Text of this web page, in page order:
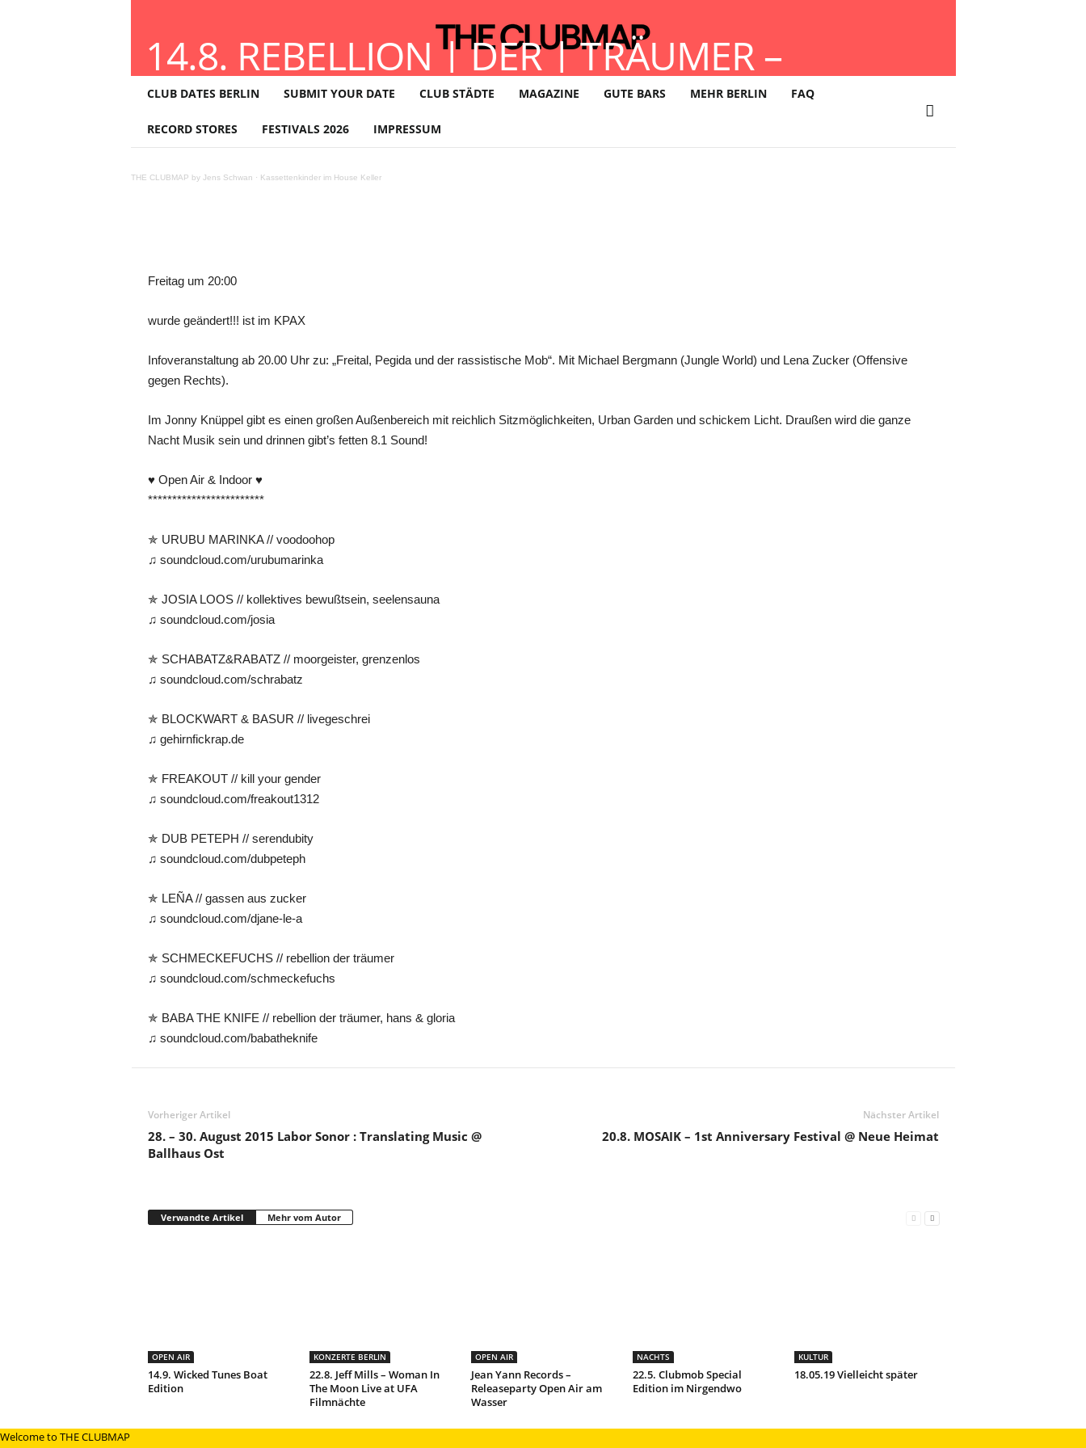
L
B
CLUB DATES BERLIN SUBMIT YOUR DATE CLUB STÄDTE MAGAZINE GUTE BARS MEHR BERLIN FAQ
RECORD STORES FESTIVALS 2026 IMPRESSUM
THE CLUBMAP by Jens Schwan · Kassettenkinder im House Keller
14.8. REBELLION | DER | TRÄUMER –
SOMMERSPEKTAKEL (Open Air & Indoor) im
KPAX
Freitag um 20:00
wurde geändert!!! ist im KPAX
Infoveranstaltung ab 20.00 Uhr zu: „Freital, Pegida und der rassistische Mob“. Mit Michael Bergmann (Jungle World) und Lena Zucker (Offensive
gegen Rechts).
Im Jonny Knüppel gibt es einen großen Außenbereich mit reichlich Sitzmöglichkeiten, Urban Garden und schickem Licht. Draußen wird die ganze
Nacht Musik sein und drinnen gibt’s fetten 8.1 Sound!
♥ Open Air & Indoor ♥
************************
✯ URUBU MARINKA // voodoohop
♫ soundcloud.com/urubumarinka
✯ JOSIA LOOS // kollektives bewußtsein, seelensauna
♫ soundcloud.com/josia
✯ SCHABATZ&RABATZ // moorgeister, grenzenlos
♫ soundcloud.com/schrabatz
✯ BLOCKWART & BASUR // livegeschrei
♫ gehirnfickrap.de
✯ FREAKOUT // kill your gender
♫ soundcloud.com/freakout1312
✯ DUB PETEPH // serendubity
♫ soundcloud.com/dubpeteph
✯ LEÑA // gassen aus zucker
♫ soundcloud.com/djane-le-a
✯ SCHMECKEFUCHS // rebellion der träumer
♫ soundcloud.com/schmeckefuchs
✯ BABA THE KNIFE // rebellion der träumer, hans & gloria
♫ soundcloud.com/babatheknife
Vorheriger Artikel
28. – 30. August 2015 Labor Sonor : Translating Music @
Ballhaus Ost
Nächster Artikel
20.8. MOSAIK – 1st Anniversary Festival @ Neue Heimat
Verwandte Artikel Mehr vom Autor
OPEN AIR
14.9. Wicked Tunes Boat
Edition
KONZERTE BERLIN
22.8. Jeff Mills – Woman In
The Moon Live at UFA
Filmnächte
OPEN AIR
Jean Yann Records –
Releaseparty Open Air am
Wasser
NACHTS
22.5. Clubmob Special
Edition im Nirgendwo
KULTUR
18.05.19 Vielleicht später
Welcome to THE CLUBMAP